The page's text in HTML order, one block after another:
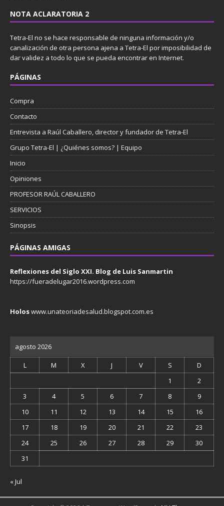
NOTA ACLARATORIA 2
Tetra-El no se hace responsable de ninguna información y/o
canalización de otra persona ajena a Tetra-El por imposibilidad de
dar validez a todo lo que se pueda encontrar en Internet.
PÁGINAS
Compra
Contacto
Entrevista a Raúl Caballero, director y fundador de Tetra-El
Grupo Tetra-El | ¿Quiénes somos? | Equipo
Inicio
Opiniones
PROFESOR RAÚL CABALLERO
SERVICIOS
Sinopsis
PÁGINAS AMIGAS
Reflexiones del Siglo XXI. Blog de Luis Sanmartin
https://fueradelugar2016.wordpress.com
Holoswww.unateoriadesalud.blogspot.com.es
agosto 2026
L M X J V S
D
1
2
3
4 5 6 7 8
9
10
11 12 13 14 15
16
17
18 19 20 21 22
23
24
25 26 27 28 29
30
31
« Jul